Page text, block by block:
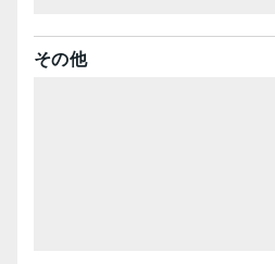
その他